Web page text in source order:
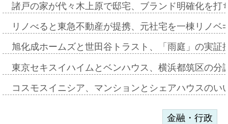
諸戸の家が代々木上原で邸宅、ブランド明確化を
リノべると東急不動産が提携、元社宅を一棟リノ
旭化成ホームズと世田谷トラスト、「雨庭」の実
東京セキスイハイムとベンハウス、横浜都筑区の
コスモスイニシア、マンションとシェアハウスの
金融・行政